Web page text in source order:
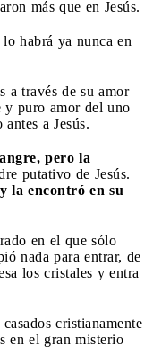
más que en Jesús.
habrá ya nunca en
a través de su amor
y puro amor del uno
a Jesús.
pero la
putativo de Jesús.
la encontró en su
en el que sólo
nada para entrar, de
los cristales y entra
cristianamente
en el gran misterio